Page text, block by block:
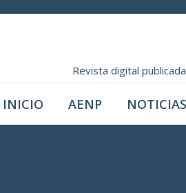
Revista digital
INICIO AENP NOTICIAS